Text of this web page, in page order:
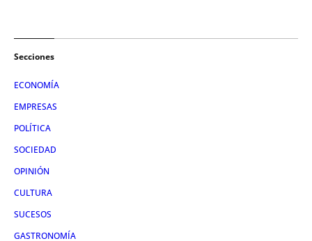
Secciones
ECONOMÍA
EMPRESAS
POLÍTICA
SOCIEDAD
OPINIÓN
CULTURA
SUCESOS
GASTRONOMÍA